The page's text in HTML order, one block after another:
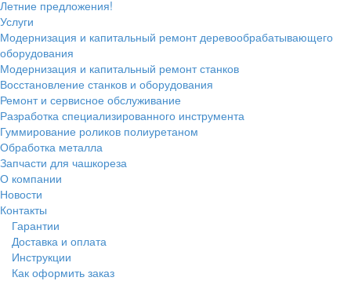
Летние предложения!
Услуги
Модернизация и капитальный ремонт деревообрабатывающего
оборудования
Модернизация и капитальный ремонт станков
Восстановление станков и оборудования
Ремонт и сервисное обслуживание
Разработка специализированного инструмента
Гуммирование роликов полиуретаном
Обработка металла
Запчасти для чашкореза
О компании
Новости
Контакты
Гарантии
Доставка и оплата
Инструкции
Как оформить заказ